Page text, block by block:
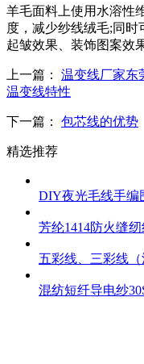
羊毛面料上使用水溶性
度，减少纱线绒毛;同时
起皱效果、装饰图案效
上一篇：
温变线厂家东
温变线特性
下一篇： 包芯线的优势
精选推荐
DIY夜光毛线手编
芳纶1414防火缝纫
五彩线、三彩线（
混纺短纤导电纱